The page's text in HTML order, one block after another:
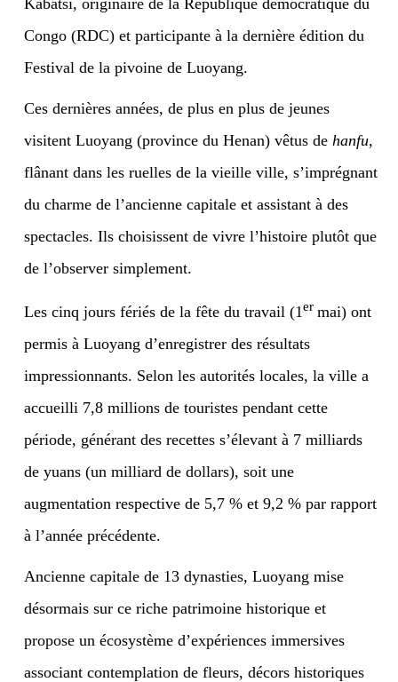
Congo (RDC) et participante à la dernière édition du
Festival de la pivoine de Luoyang.
Ces dernières années, de plus en plus de jeunes
visitent Luoyang (province du Henan) vêtus de hanfu,
flânant dans les ruelles de la vieille ville, s’imprégnant
du charme de l’ancienne capitale et assistant à des
spectacles. Ils choisissent de vivre l’histoire plutôt que
de l’observer simplement.
Les cinq jours fériés de la fête du travail (1er mai) ont
permis à Luoyang d’enregistrer des résultats
impressionnants. Selon les autorités locales, la ville a
accueilli 7,8 millions de touristes pendant cette
période, générant des recettes s’élevant à 7 milliards
de yuans (un milliard de dollars), soit une
augmentation respective de 5,7 % et 9,2 % par rapport
à l’année précédente.
Ancienne capitale de 13 dynasties, Luoyang mise
désormais sur ce riche patrimoine historique et
propose un écosystème d’expériences immersives
associant contemplation de fleurs, décors historiques